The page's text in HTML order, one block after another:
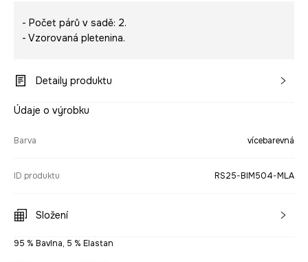
- Počet párů v sadě: 2.
- Vzorovaná pletenina.
Detaily produktu
Údaje o výrobku
Barva vícebarevná
ID produktu RS25-BIM504-MLA
Složení
95 % Bavlna, 5 % Elastan